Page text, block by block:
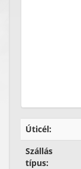
Úticél:
Szállás
típus: